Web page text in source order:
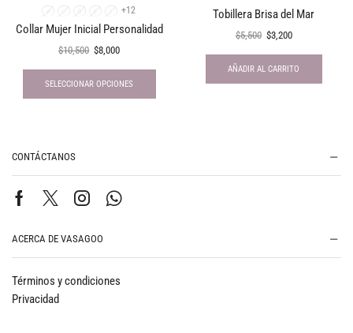
A +12
Collar Mujer Inicial Personalidad
$10,500 $8,000
SELECCIONAR OPCIONES
Tobillera Brisa del Mar
$5,500 $3,200
AÑADIR AL CARRITO
CONTÁCTANOS
ACERCA DE VASAGOO
Términos y condiciones
Privacidad